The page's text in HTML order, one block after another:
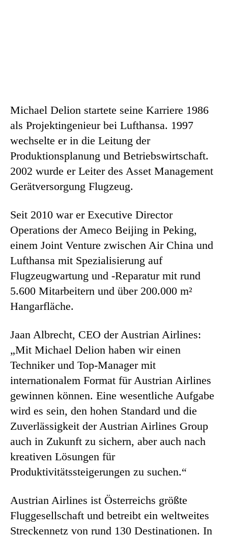
Michael Delion startete seine Karriere 1986
als Projektingenieur bei Lufthansa. 1997
wechselte er in die Leitung der
Produktionsplanung und Betriebswirtschaft.
2002 wurde er Leiter des Asset Management
Gerätversorgung Flugzeug.
Seit 2010 war er Executive Director
Operations der Ameco Beijing in Peking,
einem Joint Venture zwischen Air China und
Lufthansa mit Spezialisierung auf
Flugzeugwartung und -Reparatur mit rund
5.600 Mitarbeitern und über 200.000 m²
Hangarfläche.
Jaan Albrecht, CEO der Austrian Airlines:
„Mit Michael Delion haben wir einen
Techniker und Top-Manager mit
internationalem Format für Austrian Airlines
gewinnen können. Eine wesentliche Aufgabe
wird es sein, den hohen Standard und die
Zuverlässigkeit der Austrian Airlines Group
auch in Zukunft zu sichern, aber auch nach
kreativen Lösungen für
Produktivitätssteigerungen zu suchen.“
Austrian Airlines ist Österreichs größte
Fluggesellschaft und betreibt ein weltweites
Streckennetz von rund 130 Destinationen. In